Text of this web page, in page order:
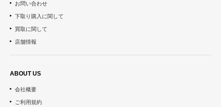
お問い合わせ
下取り購入に関して
買取に関して
店舗情報
ABOUT US
会社概要
ご利用規約